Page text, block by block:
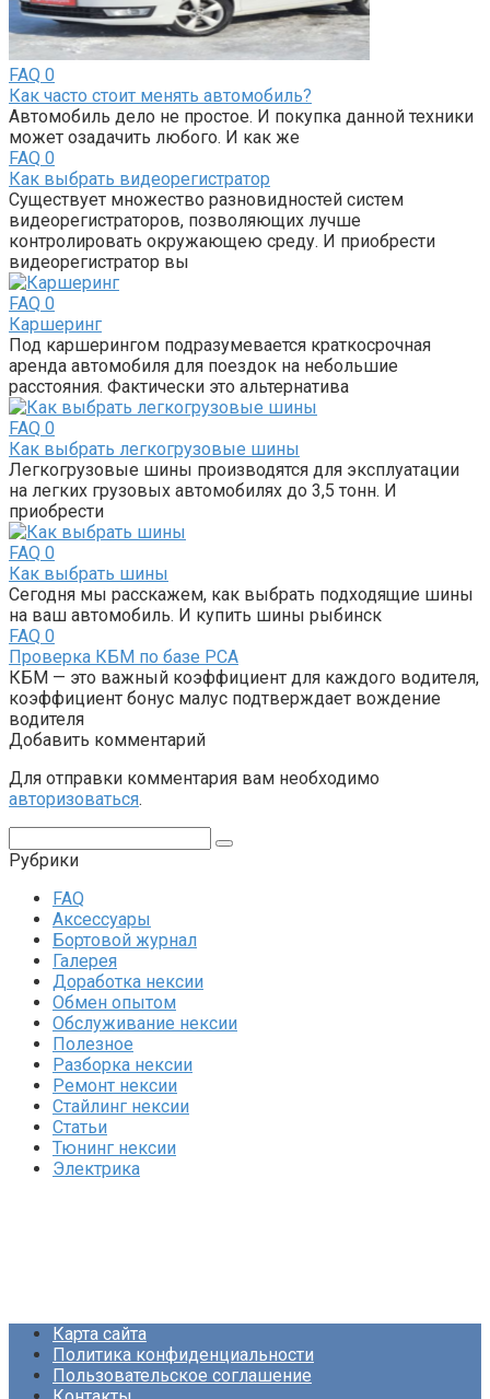
FAQ 0
Как часто стоит менять автомобиль?
Автомобиль дело не простое. И покупка данной техники
может озадачить любого. И как же
FAQ 0
Как выбрать видеорегистратор
Существует множество разновидностей систем
видеорегистраторов, позволяющих лучше
контролировать окружающею среду. И приобрести
видеорегистратор вы
FAQ 0
Каршеринг
Под каршерингом подразумевается краткосрочная
аренда автомобиля для поездок на небольшие
расстояния. Фактически это альтернатива
FAQ 0
Как выбрать легкогрузовые шины
Легкогрузовые шины производятся для эксплуатации
на легких грузовых автомобилях до 3,5 тонн. И
приобрести
FAQ 0
Как выбрать шины
Сегодня мы расскажем, как выбрать подходящие шины
на ваш автомобиль. И купить шины рыбинск
FAQ 0
Проверка КБМ по базе РСА
КБМ — это важный коэффициент для каждого водителя,
коэффициент бонус малус подтверждает вождение
водителя
Добавить комментарий
Для отправки комментария вам необходимо
авторизоваться.
Рубрики
FAQ
Аксессуары
Бортовой журнал
Галерея
Доработка нексии
Обмен опытом
Обслуживание нексии
Полезное
Разборка нексии
Ремонт нексии
Стайлинг нексии
Статьи
Тюнинг нексии
Электрика
Карта сайта
Политика конфиденциальности
Пользовательское соглашение